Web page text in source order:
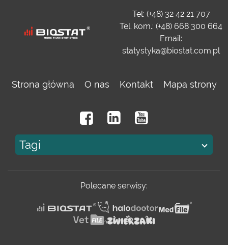
Tel: (+48) 32 42 21 707
Tel. kom.: (+48) 668 300 664
Email:
statystyka@biostat.com.pl
Strona główna O nas Kontakt Mapa strony
Tagi
Polecane serwisy: